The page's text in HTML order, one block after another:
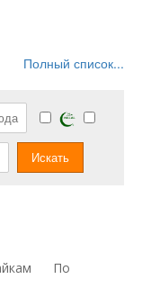
Полный список...
По